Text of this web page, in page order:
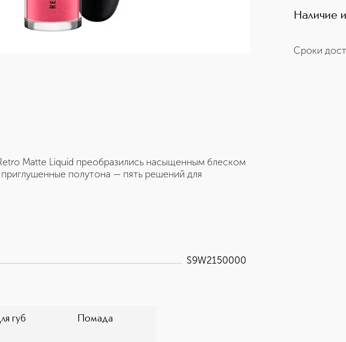
Наличие
Сроки
Matte Liquid преобразились насыщенным блеском
полутона — пять решений для
S9W2150000
губ Помада